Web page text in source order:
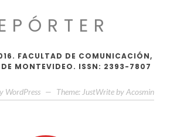
FACULTAD DE COMUNICACIÓN,
DE MONTEVIDEO. ISSN: 2393-7807
WordPress — Theme: JustWrite by Acosmin